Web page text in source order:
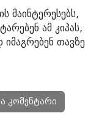
მაინტერესებს,
ამ კიპას,
თავზე
კომენტარი